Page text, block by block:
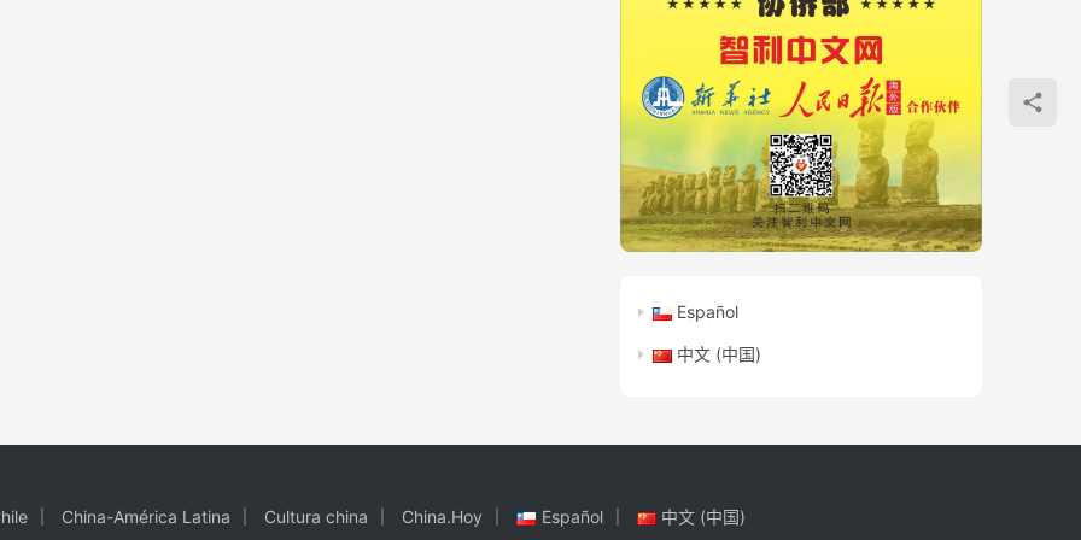
Español
中文 (中国)
China-América Latina Cultura china China.Hoy Español 中文 (中国)